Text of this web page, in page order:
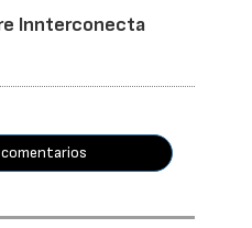
Innterconecta